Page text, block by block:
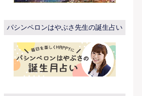
パシンペロンはやぶさ先生の誕生占い